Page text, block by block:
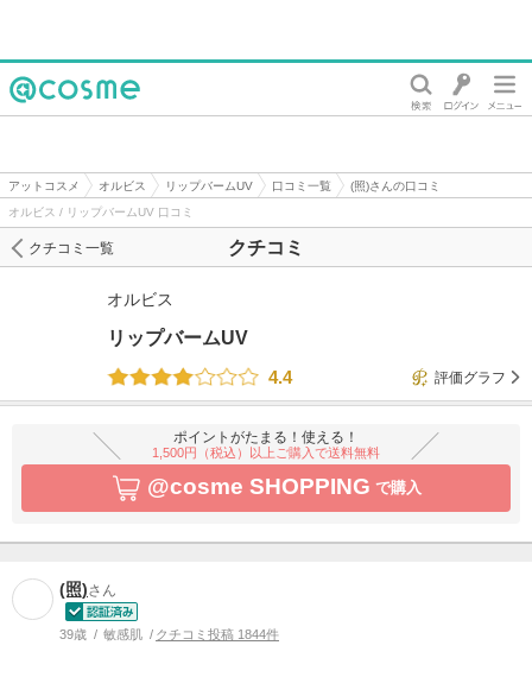
アットコスメ オルビス リップバームUV 口コミ一覧
(照)さんの口コミ
オルビス / リップバームUV 口コミ
クチコミ
クチコミ一覧
オルビス
リップバームUV
4.4
評価グラフ
ポイントがたまる！使える！
1,500円（税込）以上ご購入で送料無料
@cosme SHOPPING で購入
(照)さん
39歳 敏感肌 クチコミ投稿 1844件